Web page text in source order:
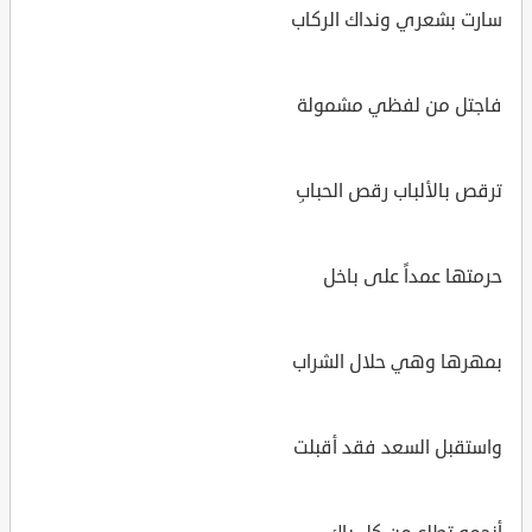
سارت بشعري ونداك الركاب
فاجتل من لفظي مشمولة
ترقص بالألباب رقص الحبابِ
حرمتها عمداً على باخل
بمهرها وهي حلال الشراب
واستقبل السعد فقد أقبلت